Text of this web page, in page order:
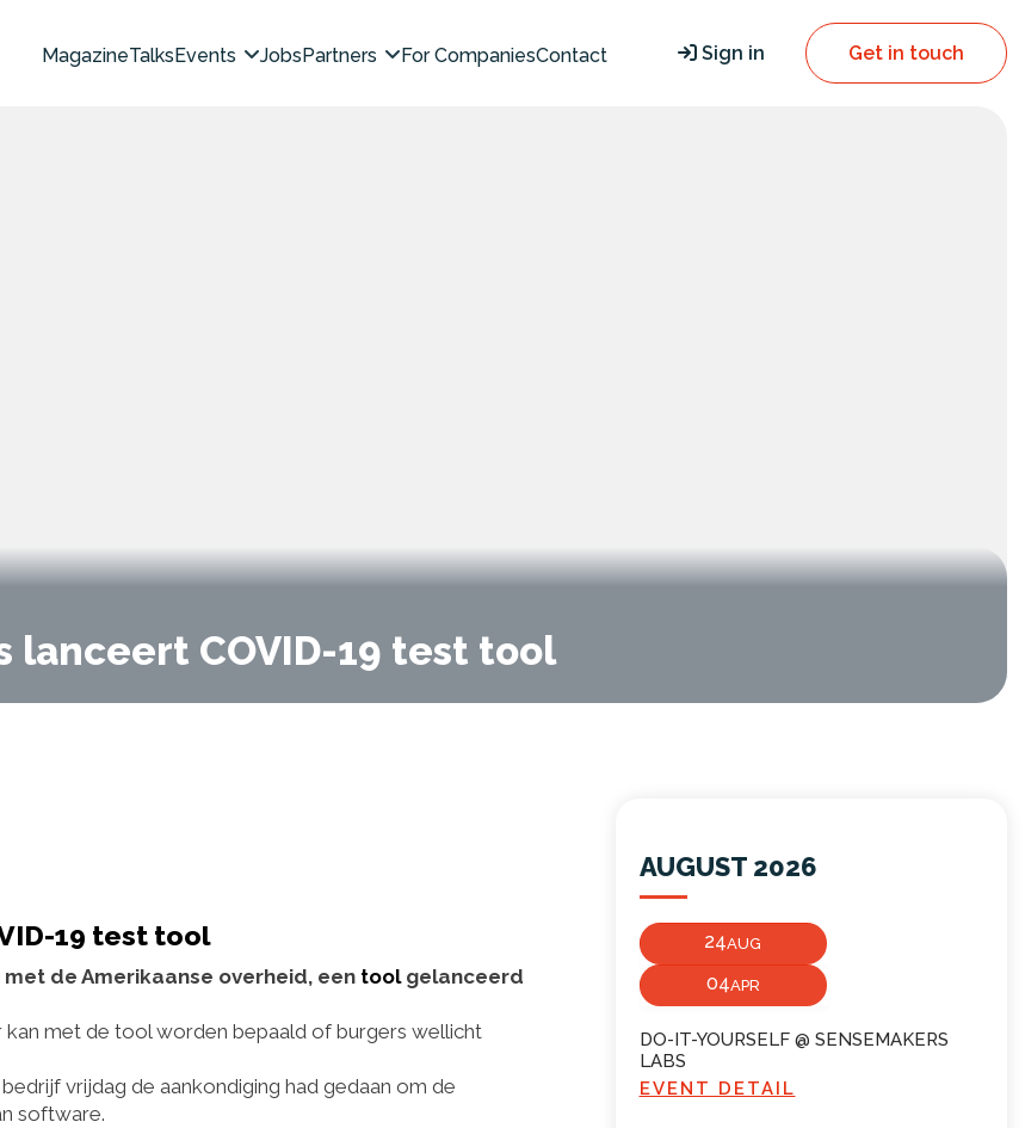
MagazineTalksEvents JobsPartners For CompaniesContact Sign in Get in touch
lanceert COVID-19 test tool
19 test tool
de Amerikaanse overheid, een toolgelanceerd
kan met de tool worden bepaald of burgers wellicht
vrijdag de aankondiging had gedaan om de
software.
AUGUST 2026
24AUG
04APR
DO-IT-YOURSELF @ SENSEMAKERS
LABS
EVENT DETAIL